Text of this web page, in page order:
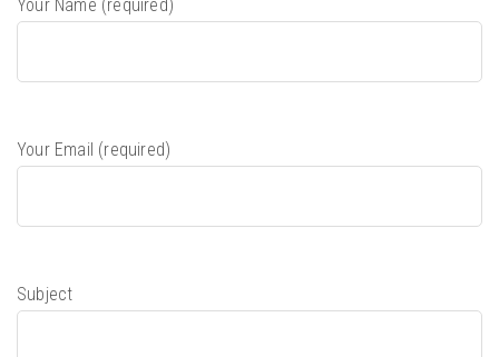
Your Name (required)
Your Email (required)
Subject